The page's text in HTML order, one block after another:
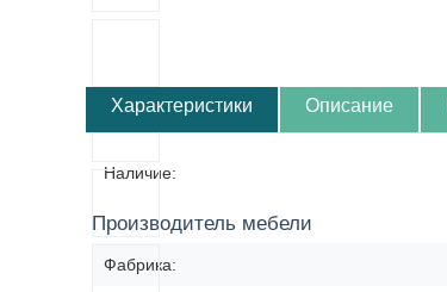
Характеристики Описание
Наличие:
Производитель мебели
Фабрика: